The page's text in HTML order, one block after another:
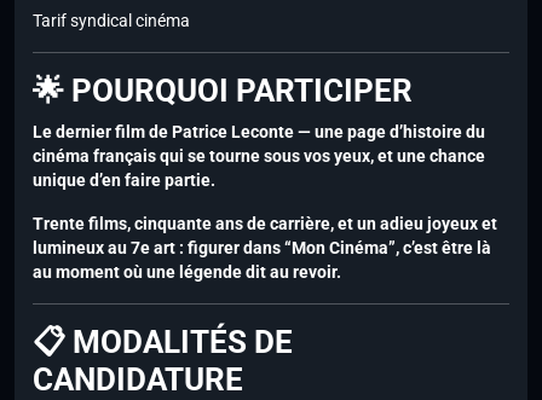
Tarif syndical cinéma
🌟 POURQUOI PARTICIPER
Le dernier film de Patrice Leconte — une page d’histoire du
cinéma français qui se tourne sous vos yeux, et une chance
unique d’en faire partie.
Trente films, cinquante ans de carrière, et un adieu joyeux et
lumineux au 7e art : figurer dans “Mon Cinéma”, c’est être là
au moment où une légende dit au revoir.
📋 MODALITÉS DE
CANDIDATURE